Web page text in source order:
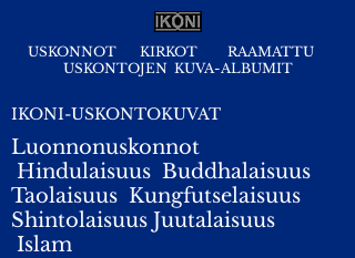
USKONNOT KIRKOT
RAAMATTU
USKONTOJEN KUVA-ALBUMIT
IKONI-USKONTOKUVAT
Luonnonuskonnot
Hindulaisuus Buddhalaisuus
Taolaisuus Kungfutselaisuus
Shintolaisuus Juutalaisuus
Islam